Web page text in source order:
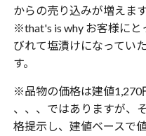
からの売り込みが増えます
※that's is why お客様にと
びれて塩漬けになってい
す。
※品物の価格は建値1,270
、、、ではありますが、
格提示し、建値ベースで